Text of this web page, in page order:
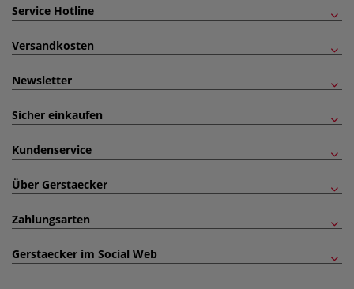
Service Hotline
Versandkosten
Newsletter
Sicher einkaufen
Kundenservice
Über Gerstaecker
Zahlungsarten
Gerstaecker im Social Web